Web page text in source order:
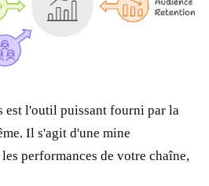
est l'outil puissant fourni par la
Il s'agit d'une mine
performances de votre chaîne,